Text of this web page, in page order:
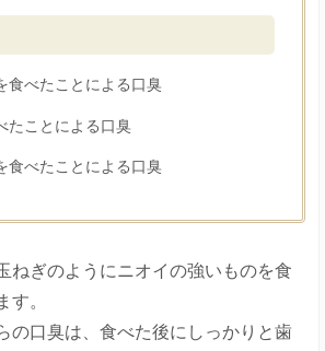
食べたことによる口臭
たことによる口臭
食べたことによる口臭
ねぎのようにニオイの強いものを食
す。
の口臭は、食べた後にしっかりと歯